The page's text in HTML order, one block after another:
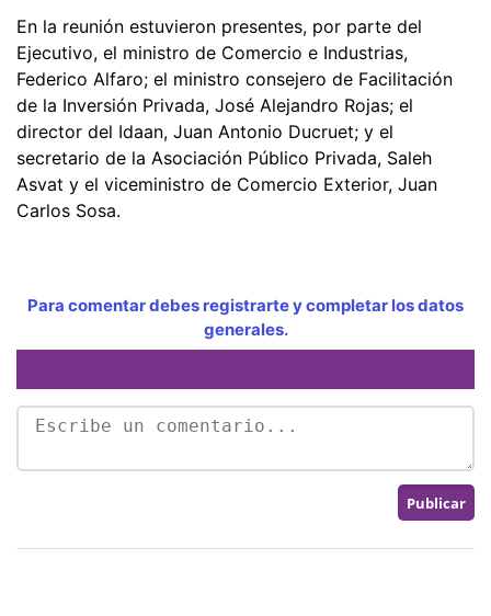
En la reunión estuvieron presentes, por parte del
Ejecutivo, el ministro de Comercio e Industrias,
Federico Alfaro; el ministro consejero de Facilitación
de la Inversión Privada, José Alejandro Rojas; el
director del Idaan, Juan Antonio Ducruet; y el
secretario de la Asociación Público Privada, Saleh
Asvat y el viceministro de Comercio Exterior, Juan
Carlos Sosa.
Para comentar debes registrarte y completar los datos
generales.